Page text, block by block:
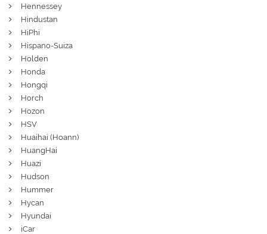
Hennessey
Hindustan
HiPhi
Hispano-Suiza
Holden
Honda
Hongqi
Horch
Hozon
HSV
Huaihai (Hoann)
HuangHai
Huazi
Hudson
Hummer
Hycan
Hyundai
iCar